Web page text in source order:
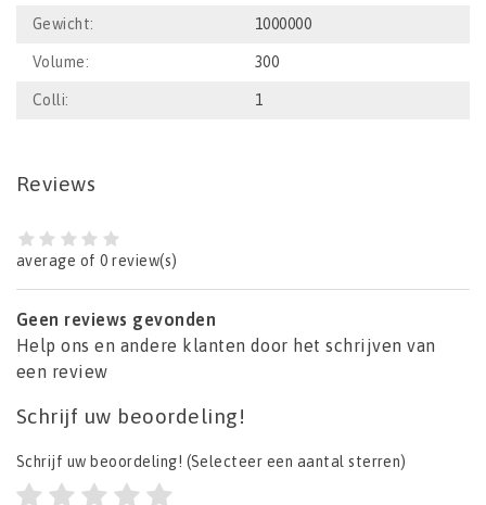
Gewicht: 1000000
Volume: 300
Colli: 1
Reviews
average of 0 review(s)
Geen reviews gevonden
Help ons en andere klanten door het schrijven van
een review
Schrijf uw beoordeling!
Schrijf uw beoordeling! (Selecteer een aantal sterren)